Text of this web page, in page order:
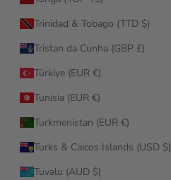
Trinidad & Tobago (TTD $)
Tristan da Cunha (GBP £)
Türkiye (EUR €)
Tunisia (EUR €)
Turkmenistan (EUR €)
Turks & Caicos Islands (USD $)
Tuvalu (AUD $)